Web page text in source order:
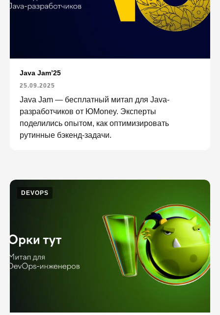
Java Jam’25
25.09.2025
Java Jam — бесплатный митап для Java-
разработчиков от ЮMoney. Эксперты
поделились опытом, как оптимизировать
рутинные бэкенд-задачи.
DEVOPS